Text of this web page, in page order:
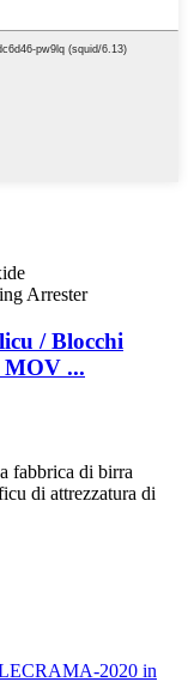
/ Blocchi
MOV ...
fabbrica di birra
di attrezzatura di